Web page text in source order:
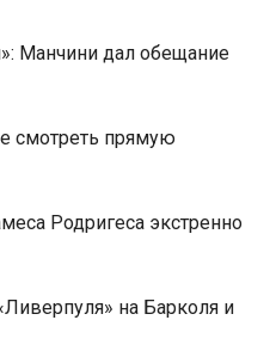
Манчини дал обещание
смотреть прямую
Родригеса экстренно
на Барколя и